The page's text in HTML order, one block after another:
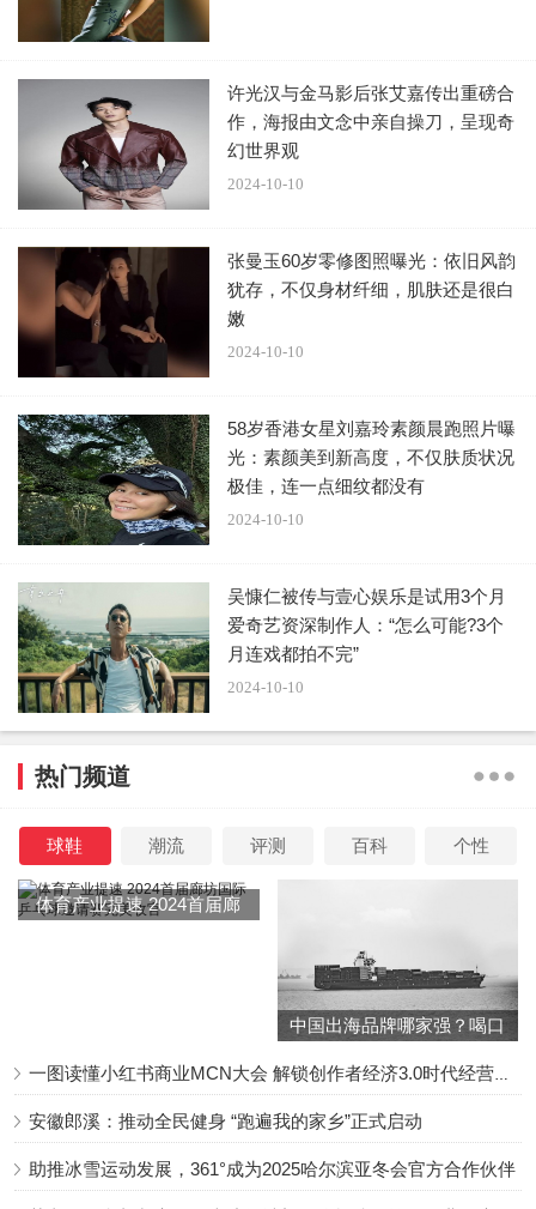
与众不同的心态，或许正是她长久保持年轻状态的关键所
只比金龟子大两岁，但从外表上看，两人的年龄差却明显得
露出一种与金龟子截然不同的成熟感。这种对比，从他们年
为是她的父亲，而这种错觉至今仍在。
尽管外表上有所差异，但这对夫妻的感情却丝毫未受影
响。两人自大学时期相识相恋，至今已共同走过了26年的婚
姻生活。面对外界的猜测和评论，他们始终用行动证明了彼
此的默契与深情。这种不被外界影响的坚持，正是他们婚姻
长久稳定的秘诀之一
许光汉与金马影后张艾嘉传出重磅合
作，海报由文念中亲自操刀，呈现奇
幻世界观
2024-10-10
张曼玉60岁零修图照曝光：依旧风韵
犹存，不仅身材纤细，肌肤还是很白
嫩
2024-10-10
58岁香港女星刘嘉玲素颜晨跑照片曝
光：素颜美到新高度，不仅肤质状况
极佳，连一点细纹都没有
2024-10-10
吴慷仁被传与壹心娱乐是试用3个月
爱奇艺资深制作人：“怎么可能?3个
月连戏都拍不完”
2024-10-10
热门频道
球鞋 潮流 评测 百科 个性
体育产业提速 2024首届廊
中国出海品牌哪家强？喝口
安徽郎溪：推动全民健身 “跑遍我的家乡”正式启动
助推冰雪运动发展，361°成为2025哈尔滨亚冬会官方合作伙伴